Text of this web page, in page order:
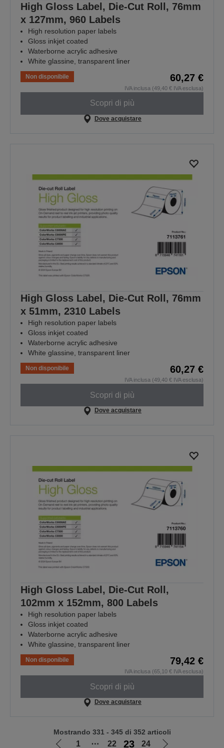
High Gloss Label, Die-Cut Roll, 76mm
x 127mm, 960 Labels
High resolution paper labels
Gloss inkjet coated
Waterborne acrylic adhesive
White glassine, transparent liner
Non disponibile 60,27 €
IVA inclusa (49,40 € IVA esclusa)
Scopri di più
Dove acquistare
High Gloss Label, Die-Cut Roll, 76mm
x 51mm, 2310 Labels
High resolution paper labels
Gloss inkjet coated
Waterborne acrylic adhesive
White glassine, transparent liner
Non disponibile 60,27 €
IVA inclusa (49,40 € IVA esclusa)
Scopri di più
Dove acquistare
High Gloss Label, Die-Cut Roll,
102mm x 152mm, 800 Labels
High resolution paper labels
Gloss inkjet coated
Waterborne acrylic adhesive
White glassine, transparent liner
Non disponibile 79,42 €
IVA inclusa (65,10 € IVA esclusa)
Scopri di più
Dove acquistare
1 ⋯ 22 23 24
Mostrando 331 - 345 di 352 articoli